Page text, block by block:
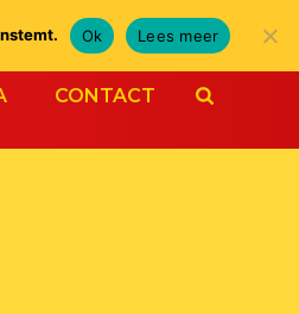
CONTACT
Ok Lees meer